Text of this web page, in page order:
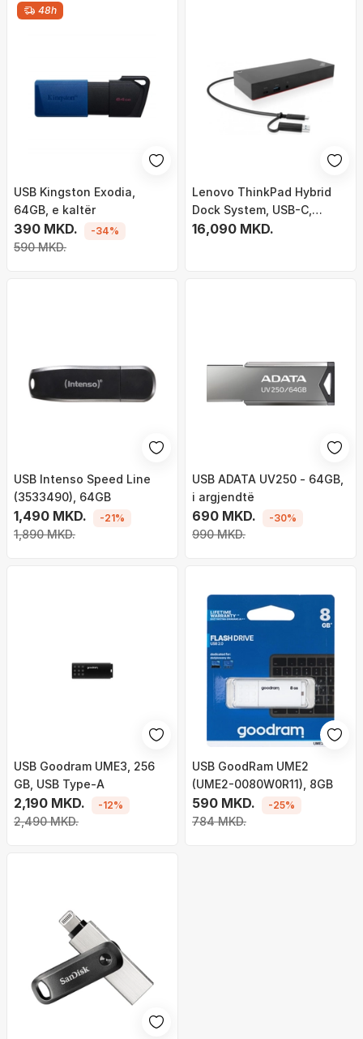
48h
USB Kingston Exodia,
64GB, e kaltër
390 MKD.
590 MKD.
-34%
Lenovo ThinkPad Hybrid
Dock System, USB-C,
40AF0135EU
16,090 MKD.
USB Intenso Speed ​​Line
(3533490), 64GB
1,490 MKD.
1,890 MKD.
-21%
USB ADATA UV250 - 64GB,
i argjendtë
690 MKD.
990 MKD.
-30%
USB Goodram UME3, 256
GB, USB Type-A
2,190 MKD.
2,490 MKD.
-12%
USB GoodRam UME2
(UME2-0080W0R11), 8GB
590 MKD.
784 MKD.
-25%